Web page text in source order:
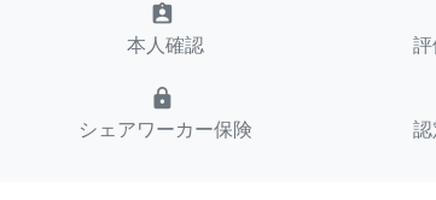
assignment_ind
本人確認
lock
シェアワーカー保険